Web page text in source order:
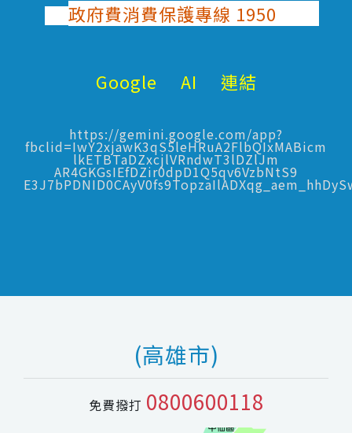
政府費消費保護專線 1950
Google AI 連結
https://gemini.google.com/app?
fbclid=IwY2xjawK3qS5leHRuA2FlbQIxMABicm
lkETBTaDZxcjlVRndwT3lDZlJm
AR4GKGsIEfDZir0dpD1Q5qv6VzbNtS9
(高雄市)
免費撥打 0800600118